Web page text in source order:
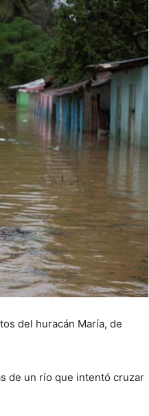
del huracán María, de
de un río que intentó cruzar